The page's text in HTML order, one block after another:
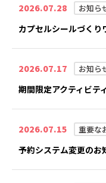
2026.07.28 お知ら
カプセルシールづくり
2026.07.17 お知ら
期間限定アクティビティ
2026.07.15 重要な
予約システム変更のお